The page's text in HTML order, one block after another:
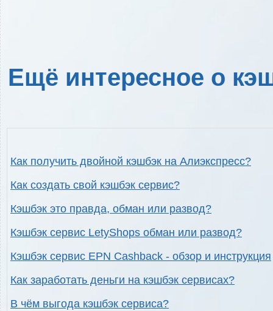
Ещё интересное о
Как получить двойной кэшбэк на Алиэкспресс?
Как создать свой кэшбэк сервис?
Кэшбэк это правда, обман или развод?
Кэшбэк сервис LetyShops обман или развод?
Кэшбэк сервис EPN Cashback - обзор и инструкция
Как заработать деньги на кэшбэк сервисах?
В чём выгода кэшбэк сервиса?